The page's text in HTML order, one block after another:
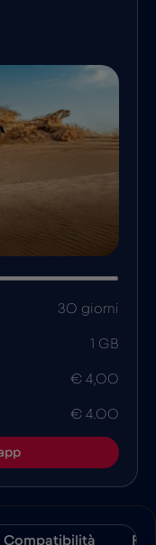
30 giorni
1 GB
€ 4,00
€ 4.00
Compatibilità